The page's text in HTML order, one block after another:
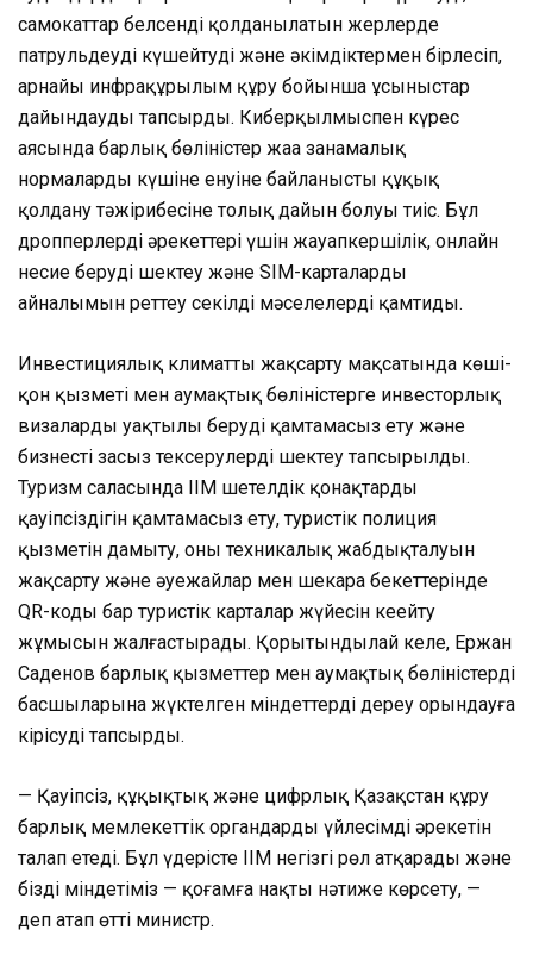
самокаттар белсенді қолданылатын жерлерде
патрульдеуді күшейтуді және әкімдіктермен бірлесіп,
арнайы инфрақұрылым құру бойынша ұсыныстар
дайындауды тапсырды. Киберқылмыспен күрес
аясында барлық бөліністер жаңа заңнамалық
нормалардың күшіне енуіне байланысты құқық
қолдану тәжірибесіне толық дайын болуы тиіс. Бұл
дропперлердің әрекеттері үшін жауапкершілік, онлайн
несие беруді шектеу және SIM-карталардың
айналымын реттеу секілді мәселелерді қамтиды.
Инвестициялық климатты жақсарту мақсатында көші-
қон қызметі мен аумақтық бөліністерге инвесторлық
визаларды уақтылы беруді қамтамасыз ету және
бизнесті заңсыз тексерулерді шектеу тапсырылды.
Туризм саласында ІІМ шетелдік қонақтардың
қауіпсіздігін қамтамасыз ету, туристік полиция
қызметін дамыту, оның техникалық жабдықталуын
жақсарту және әуежайлар мен шекара бекеттерінде
QR-коды бар туристік карталар жүйесін кеңейту
жұмысын жалғастырады. Қорытындылай келе, Ержан
Саденов барлық қызметтер мен аумақтық бөліністердің
басшыларына жүктелген міндеттерді дереу орындауға
кірісуді тапсырды.
— Қауіпсіз, құқықтық және цифрлық Қазақстан құру
барлық мемлекеттік органдардың үйлесімді әрекетін
талап етеді. Бұл үдерісте ІІМ негізгі рөл атқарады және
біздің міндетіміз — қоғамға нақты нәтиже көрсету, —
деп атап өтті министр.